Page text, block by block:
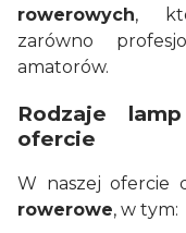
rowerowych,
zarówno
amatorów.
Rodzaje
ofercie
W naszej ofercie
rowerowe, w tym: